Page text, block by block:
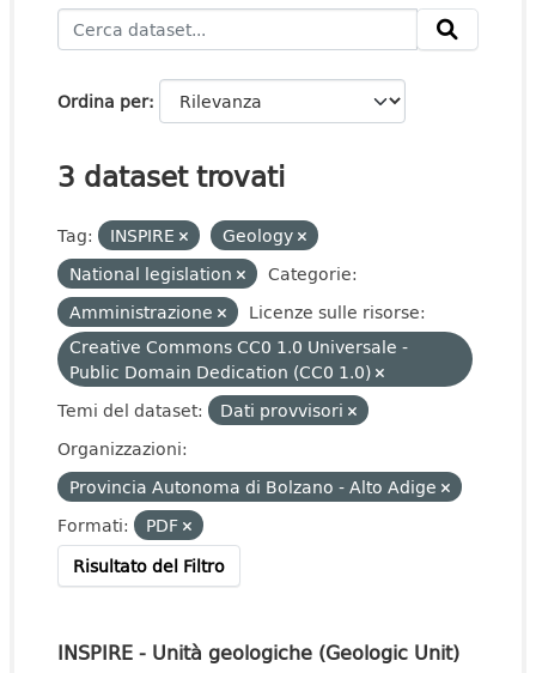
Ordina per
3 dataset trovati
Tag: INSPIRE
Geology
National legislation
Categorie:
Amministrazione
Licenze sulle risorse:
Creative Commons CC0 1.0 Universale -
Public Domain Dedication (CC0 1.0)
Temi del dataset:
Dati provvisori
Organizzazioni:
Provincia Autonoma di Bolzano - Alto Adige
Formati:
PDF
Risultato del Filtro
INSPIRE - Unità geologiche (Geologic Unit)